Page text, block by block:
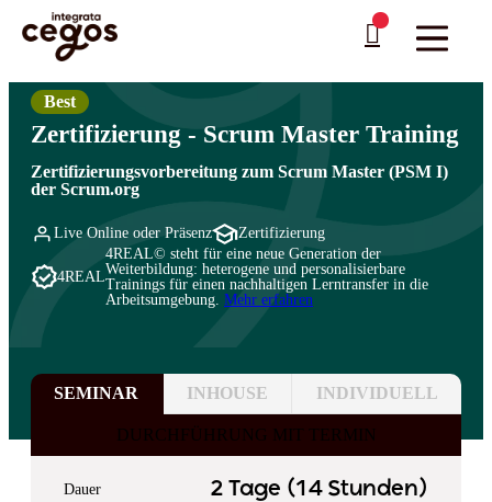
Skip to main content
Sie sind hier:Startseite
Professionelle Weiterbildung & Schulungen in Deutschland
>Agilität & Scrum
Best
Zertifizierung - Scrum Master Training
Zertifizierungsvorbereitung zum Scrum Master (PSM I)
der Scrum.org
Live Online oder Präsenz Zertifizierung
4REAL
4REAL© steht für eine neue Generation der
Weiterbildung: heterogene und personalisierbare
Trainings für einen nachhaltigen Lerntransfer in die
Arbeitsumgebung. Mehr erfahren
SEMINAR INHOUSE INDIVIDUELL
DURCHFÜHRUNG MIT TERMIN
Dauer 2 Tage (14 Stunden)